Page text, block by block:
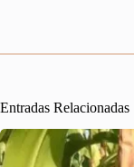
Entradas Relacionadas